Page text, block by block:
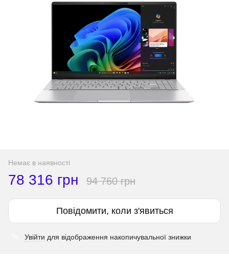
Немає в наявності
78 316 грн 94 760 грн
Повідомити, коли з'явиться
Увійти для відображення накопичувальної знижки